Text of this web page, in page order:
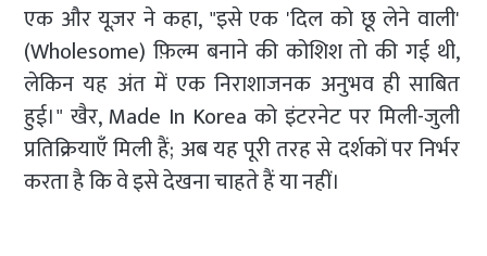
एक और यूज़र ने कहा, "इसे एक 'दिल को छू लेने वाली'
(Wholesome) फ़िल्म बनाने की कोशिश तो की गई थी,
लेकिन यह अंत में एक निराशाजनक अनुभव ही साबित
हुई।" खैर, Made In Korea को इंटरनेट पर मिली-जुली
प्रतिक्रियाएँ मिली हैं; अब यह पूरी तरह से दर्शकों पर निर्भर
करता है कि वे इसे देखना चाहते हैं या नहीं।